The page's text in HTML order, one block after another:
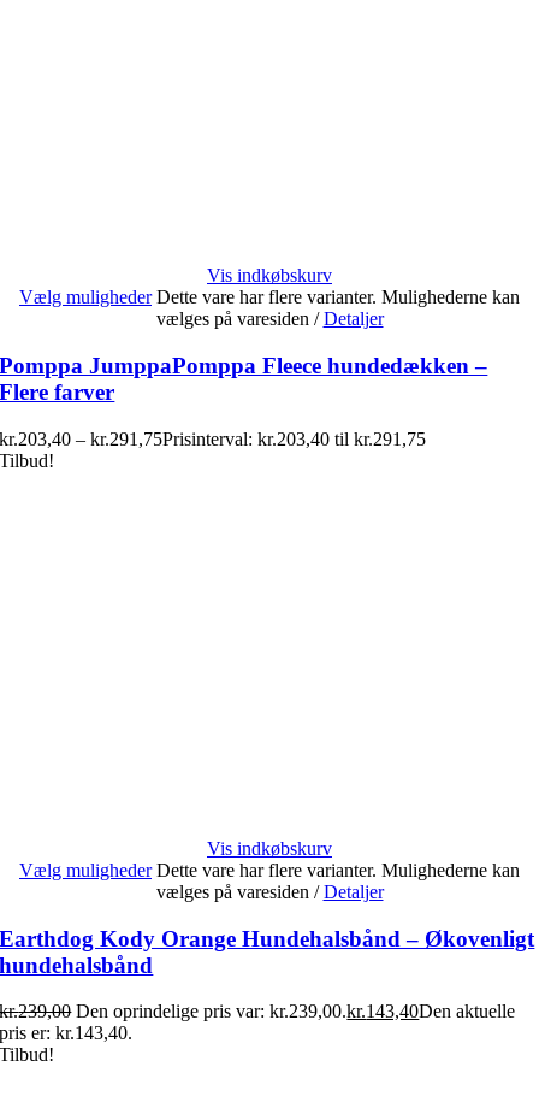
Vis indkøbskurv
Vælg muligheder Dette vare har flere varianter. Mulighederne kan
vælges på varesiden / Detaljer
Pomppa JumppaPomppa Fleece hundedækken –
Flere farver
kr.203,40 – kr.291,75Prisinterval: kr.203,40 til kr.291,75
Tilbud!
Vis indkøbskurv
Vælg muligheder Dette vare har flere varianter. Mulighederne kan
vælges på varesiden / Detaljer
Earthdog Kody Orange Hundehalsbånd – Økovenligt
hundehalsbånd
kr.239,00 Den oprindelige pris var: kr.239,00.kr.143,40Den aktuelle
pris er: kr.143,40.
Tilbud!